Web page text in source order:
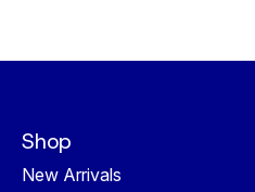
Shop
New Arrivals